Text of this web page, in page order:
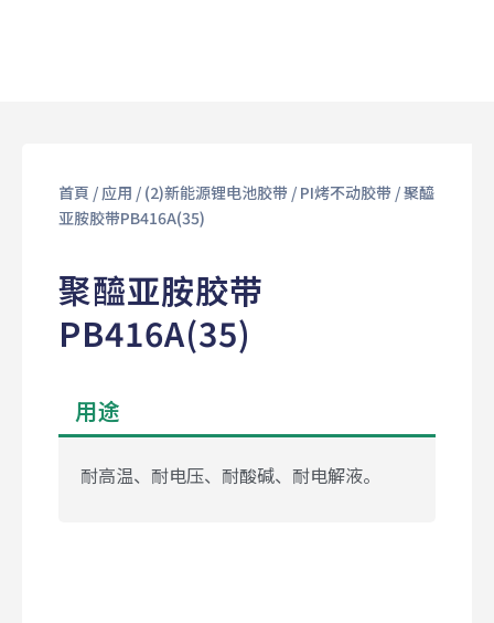
首頁 / 应用 / (2)新能源锂电池胶带/ PI烤不动胶带/ 聚醯
亚胺胶带PB416A(35)
聚醯亚胺胶带
PB416A(35)
用途
耐高温、耐电压、耐酸碱、耐电解液。